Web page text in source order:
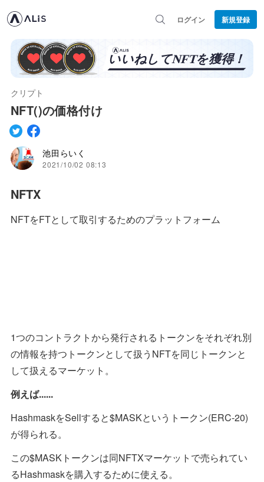
ログイン 新規登録
クリプト
NFT()の価格付け
池田らいく
2021/10/02 08:13
NFTX
NFTをFTとして取引するためのプラットフォーム
1つのコントラクトから発行されるトークンをそれぞれ別
の情報を持つトークンとして扱うNFTを同じトークンと
して扱えるマーケット。
例えば......
HashmaskをSellすると$MASKというトークン(ERC-20)
が得られる。
この$MASKトークンは同NFTXマーケットで売られてい
るHashmaskを購入するために使える。